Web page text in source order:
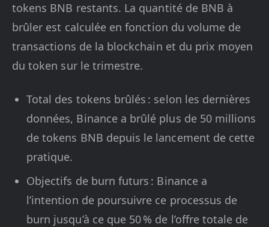
tokens BNB restants. La quantité de BNB à
brûler est calculée en fonction du volume de
transactions de la blockchain et du prix moyen
du token sur le trimestre.
Total des tokens brûlés : selon les dernières
données, Binance a brûlé plus de 50 millions
de tokens BNB depuis le lancement de cette
pratique.
Objectifs de burn futurs : Binance a
l’intention de poursuivre ce processus de
burn jusqu’à ce que 50 % de l’offre totale de